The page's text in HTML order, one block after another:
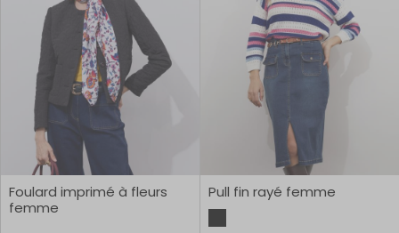
Foulard imprimé à fleurs
femme
Pull fin rayé femme